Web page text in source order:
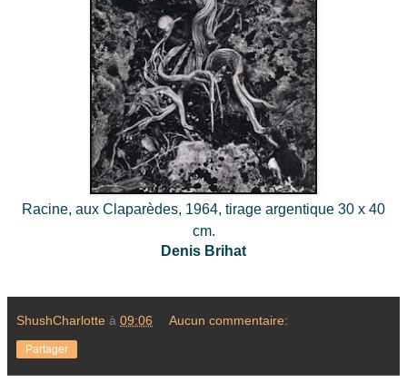
Racine, aux Claparèdes, 1964, tirage argentique 30 x 40
cm.
Denis Brihat
ShushCharlotte à 09:06 Aucun commentaire:
Partager